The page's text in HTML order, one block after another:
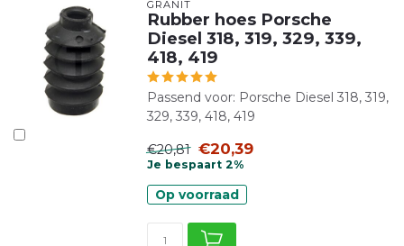
GRANIT
Rubber hoes Porsche
Diesel 318, 319, 329, 339,
418, 419
Passend voor: Porsche Diesel 318, 319,
329, 339, 418, 419
€20,81 €20,39
Je bespaart 2%
Op voorraad